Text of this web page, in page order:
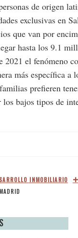
de origen
exclusivas en
que van por
hasta los 9.1
2021 el fenómeno
más específica a
prefieren
bajos tipos de
INMOBILIARIO
MADRID